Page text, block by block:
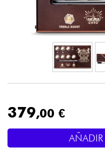
Auriculares
Micros
Luces
Batería y percusión
379,00 €
AÑADIR